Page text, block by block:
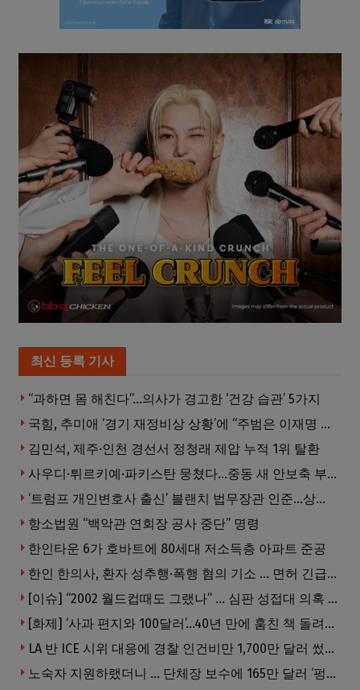
최신 등록 기사
“과하면 몸 해친다”…의사가 경고한 ‘건강 습관’ 5가지
국힘, 추미애 ‘경기 재정비상 상황’에 “주범은 이재명 전 지사”
김민석, 제주·인천 경선서 정청래 제압 누적 1위 탈환
사우디·튀르키예·파키스탄 뭉쳤다…중동 새 안보축 부상하나
‘트럼프 개인변호사 출신’ 블랜치 법무장관 인준…상원 50대49 가결
항소법원 “백악관 연회장 공사 중단” 명령
한인타운 6가 호바트에 80세대 저소득층 아파트 준공
한인 한의사, 환자 성추행·폭행 혐의 기소 … 면허 긴급정지
[이슈] “2002 월드컵때도 그랬나” … 심판 성접대 의혹 해외로 일파만파, 4강 신화까지 불똥
[화제] ‘사과 편지와 100달러’…40년 만에 훔친 책 돌려준 절도범
LA 반 ICE 시위 대응에 경찰 인건비만 1,700만 달러 썼다.
노숙자 지원하랬더니 … 단체장 보수에 165만 달러 ‘펑펑’